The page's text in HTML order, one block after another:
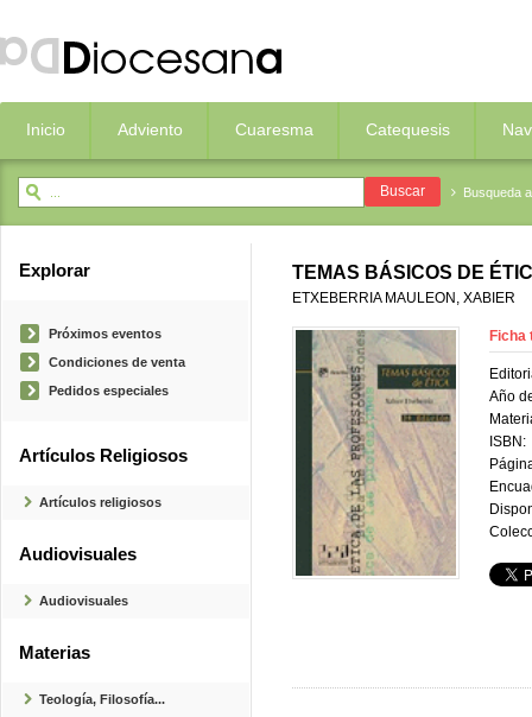
Inicio Adviento Cuaresma Catequesis
Busqueda
Explorar
Próximos eventos
Condiciones de venta
Pedidos especiales
Artículos Religiosos
Artículos religiosos
Audiovisuales
Audiovisuales
Materias
Teología, Filosofía...
TEMAS BÁSICOS DE
ETXEBERRIA MAULEON, XABIER
Ficha
Año
ISBN: